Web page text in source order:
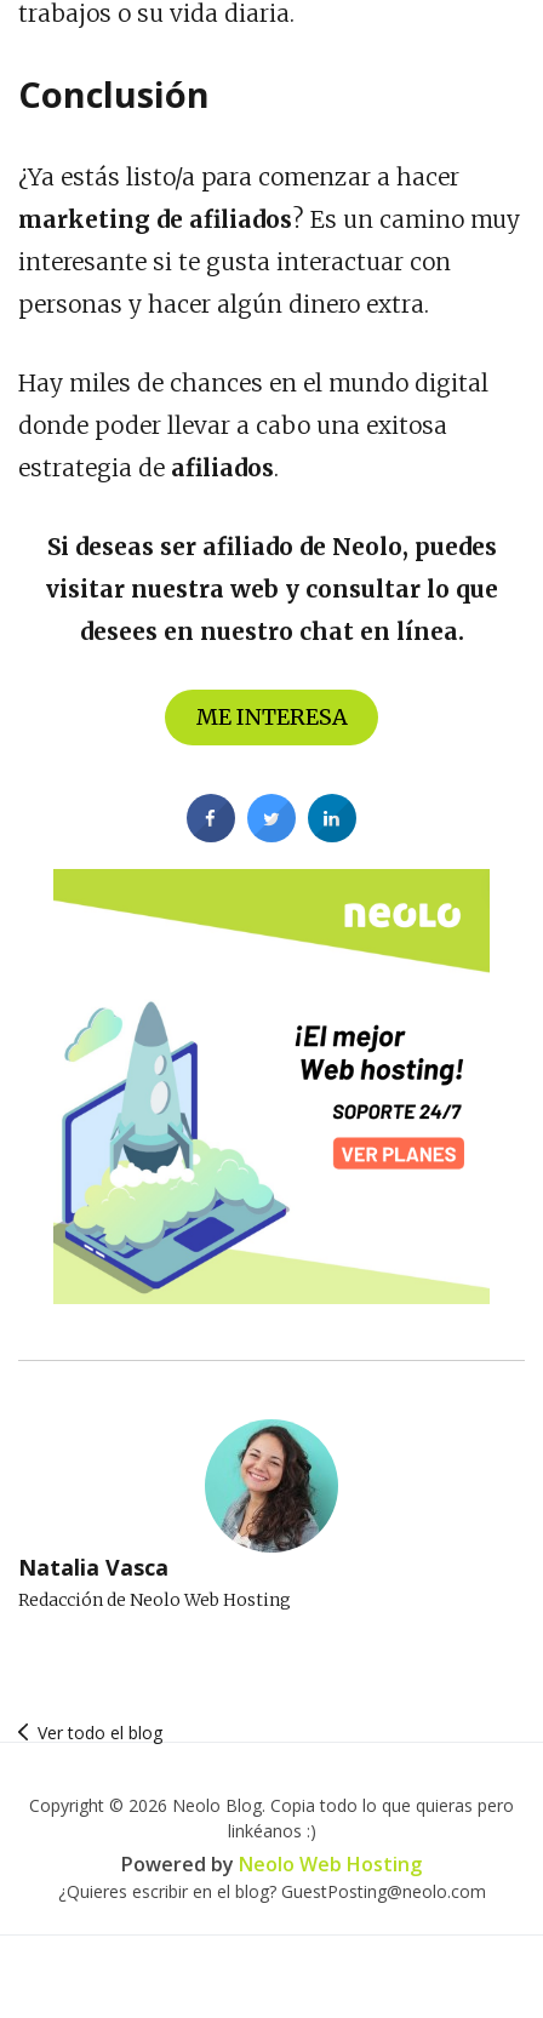
trabajos o su vida diaria.
Conclusión
¿Ya estás listo/a para comenzar a hacer
marketing de afiliados? Es un camino muy
interesante si te gusta interactuar con
personas y hacer algún dinero extra.
Hay miles de chances en el mundo digital
donde poder llevar a cabo una exitosa
estrategia de afiliados.
Si deseas ser afiliado de Neolo, puedes
visitar nuestra web y consultar lo que
desees en nuestro chat en línea.
ME INTERESA
Natalia Vasca
Redacción de Neolo Web Hosting
Ver todo el blog
Copyright © 2026 Neolo Blog. Copia todo lo que quieras pero
linkéanos :)
Powered by Neolo Web Hosting
¿Quieres escribir en el blog? GuestPosting@neolo.com